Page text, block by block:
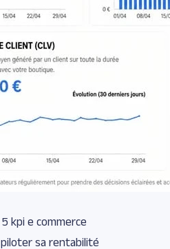
kpi e commerce
sa rentabilité